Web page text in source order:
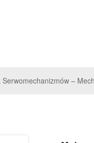
Serwomechanizmów –